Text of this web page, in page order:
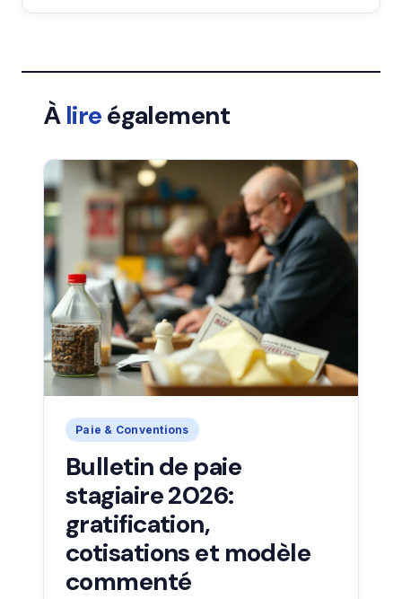
Àlireégalement
Paie & Conventions
Bulletin de paie
stagiaire 2026:
gratification,
cotisations et modèle
commenté